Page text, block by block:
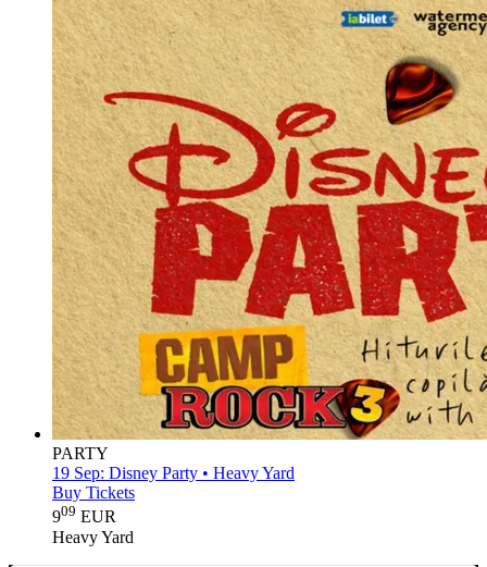
PARTY
19 Sep: Disney Party • Heavy Yard
Buy Tickets
909 EUR
Heavy Yard